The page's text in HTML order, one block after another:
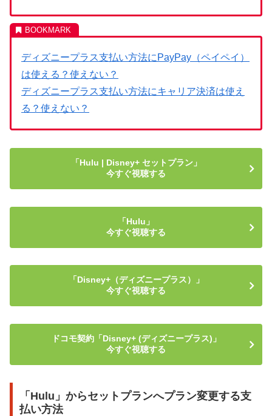
ディズニープラス支払い方法にPayPay（ペイペイ）
は使える？使えない？
ディズニープラス支払い方法にキャリア決済は使え
る？使えない？
「Hulu | Disney+ セットプラン」
今すぐ視聴する
「Hulu」
今すぐ視聴する
「Disney+（ディズニープラス）」
今すぐ視聴する
ドコモ契約「Disney+ (ディズニープラス)」
今すぐ視聴する
「Hulu」からセットプランへプラン変更する支
払い方法